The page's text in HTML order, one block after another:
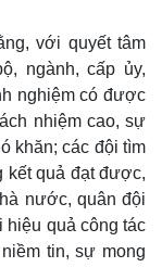
với quyết tâm
ngành, cấp ủy,
nghiệm có được
nhiệm cao, sự
khăn; các đội tìm
kết quả đạt được,
nước, quân đội
hiệu quả công tác
tin, sự mong